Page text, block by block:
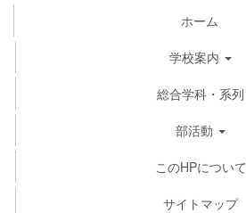
ホーム
学校案内
総合学科・系列
部活動
このHPについて
サイトマップ